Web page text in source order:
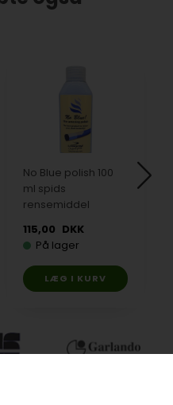
No Blue polish 100
ml spids
rensemiddel
115,00 DKK
På lager